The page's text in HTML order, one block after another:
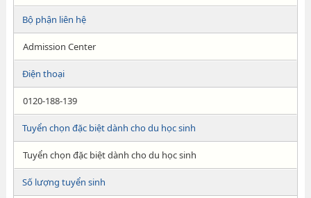
Bộ phận liên hệ
Admission Center
Điện thoại
0120-188-139
Tuyển chọn đặc biệt dành cho du học sinh
Tuyển chọn đặc biệt dành cho du học sinh
Số lượng tuyển sinh